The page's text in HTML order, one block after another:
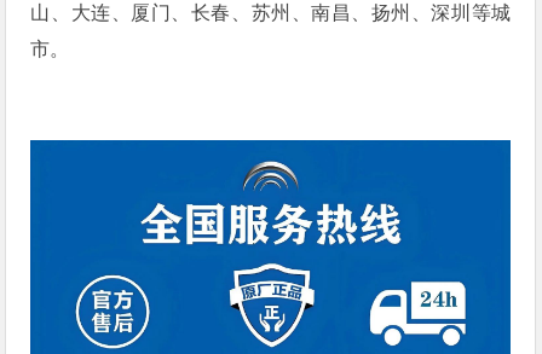
山、大连、厦门、长春、苏州、南昌、扬州、深圳等城
市。